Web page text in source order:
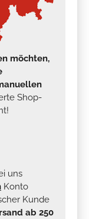
möchten,
Shop-
uns
Konto
Kunde
ab 250